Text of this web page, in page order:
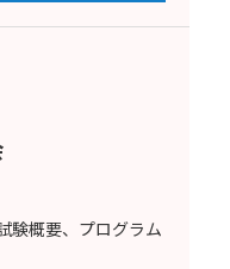
験概要、プログラム